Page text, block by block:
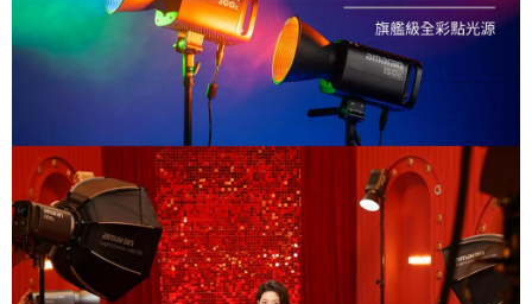
購買商品的店家。未經商家同意取消之訂單仍視為有效，需透過AFTEE先享
後付繳納相關費用。
※ 交易是否成功請以「AFTEE先享後付 」之結帳頁面顯示為準，若有關於
是否繳費成功／繳費後需取消欲退款等相關疑問，請聯繫「AFTEE先享後付
https://netprotections.freshdesk.com/support/home
【注意事項】
１．透過由恩沛科技股份有限公司提供之「AFTEE先享後付」服務完成之交
易，需依本服務之必要範圍內提供個人資料，並將交易相關給付款項請求債
權轉讓予恩沛科技股份有限公司。
２．關於個人資料處理事宜，請瀏覽以下網址：
https://aftee.tw/terms/#terms3
３．未成年的使用者請事先徵得法定代理人或監護人之同意方可使用
「AFTEE先享後付」，若未經同意申辦者引起之損失，本公司不負相關責